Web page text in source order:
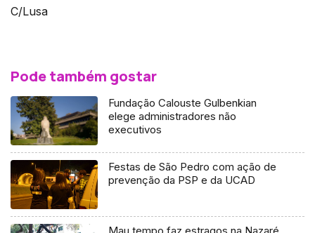
C/Lusa
Pode também gostar
Fundação Calouste Gulbenkian
elege administradores não
executivos
Festas de São Pedro com ação de
prevenção da PSP e da UCAD